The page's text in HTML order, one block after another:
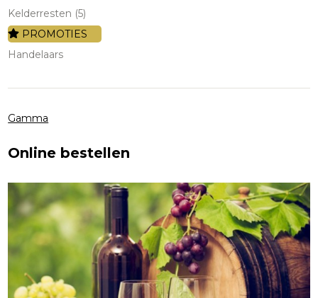
Kelderresten (5)
PROMOTIES
Handelaars
Gamma
Online bestellen